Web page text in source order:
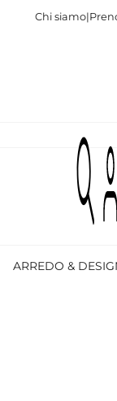
Chi siamo|
ARREDO &